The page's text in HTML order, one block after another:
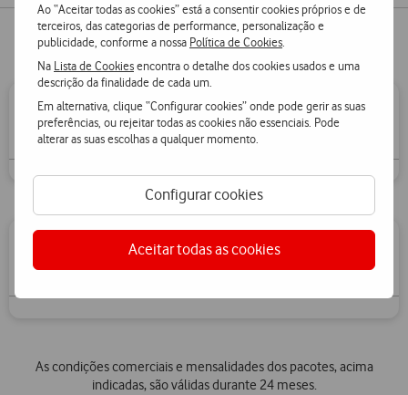
Ao “Aceitar todas as cookies” está a consentir cookies próprios e de
terceiros, das categorias de performance, personalização e
publicidade, conforme a nossa Política de Cookies
Na Lista de Cookiesencontra o detalhe dos cookies usados e uma
descrição da finalidade de cada um.
Em alternativa, clique “Configurar cookies” onde pode gerir as suas
preferências, ou rejeitar todas as cookies não essenciais. Pode
alterar as suas escolhas a qualquer momento.
Configurar cookies
Aceitar todas as cookies
Start Aderir
As condições comerciais e mensalidades dos pacotes, acima
indicadas, são válidas durante 24 meses.